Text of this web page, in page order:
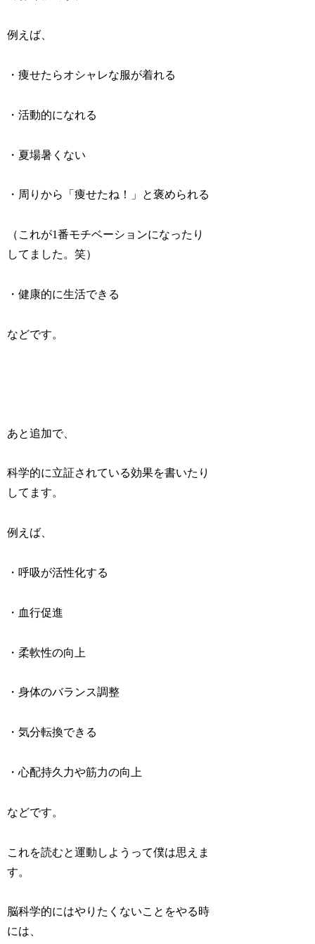
例えば、
・痩せたらオシャレな服が着れる
・活動的になれる
・夏場暑くない
・周りから「痩せたね！」と褒められる
（これが1番モチベーションになったり
してました。笑）
・健康的に生活できる
などです。
あと追加で、
科学的に立証されている効果を書いたり
してます。
例えば、
・呼吸が活性化する
・血行促進
・柔軟性の向上
・身体のバランス調整
・気分転換できる
・心配持久力や筋力の向上
などです。
これを読むと運動しようって僕は思えま
す。
脳科学的にはやりたくないことをやる時
には、